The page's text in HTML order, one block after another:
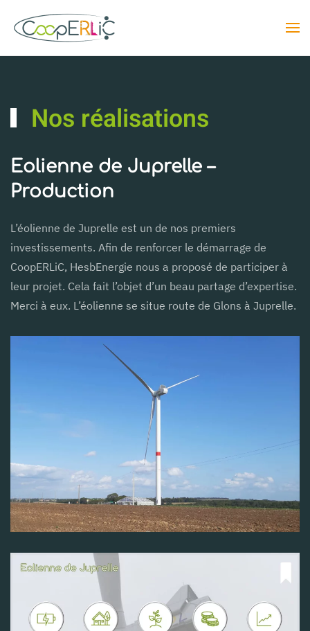
Skip to main content
Nos réalisations
Eolienne de Juprelle –
Production
L’éolienne de Juprelle est un de nos premiers
investissements. Afin de renforcer le démarrage de
CoopERLiC, HesbEnergie nous a proposé de participer à
leur projet. Cela fait l’objet d’un beau partage d’expertise.
Merci à eux. L’éolienne se situe route de Glons à Juprelle.